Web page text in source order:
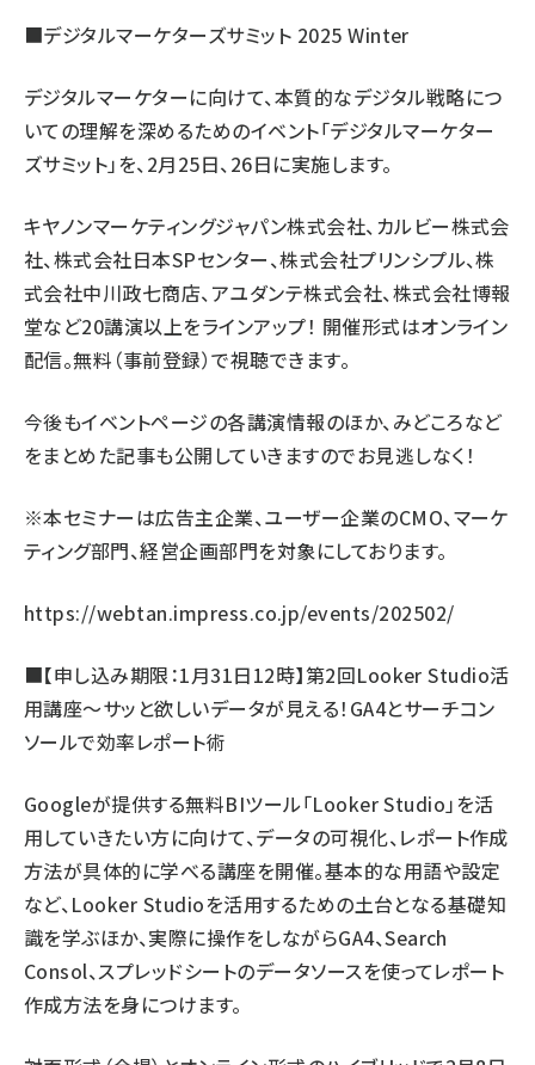
■デジタルマーケターズサミット 2025 Winter
デジタルマーケターに向けて、本質的なデジタル戦略につ
いての理解を深めるためのイベント「デジタルマーケター
ズサミット」を、2月25日、26日に実施します。
キヤノンマーケティングジャパン株式会社、カルビー株式会
社、株式会社日本SPセンター、株式会社プリンシプル、株
式会社中川政七商店、アユダンテ株式会社、株式会社博報
堂など20講演以上をラインアップ！ 開催形式はオンライン
配信。無料（事前登録）で視聴できます。
今後もイベントページの各講演情報のほか、みどころなど
をまとめた記事も公開していきますのでお見逃しなく！
※本セミナーは広告主企業、ユーザー企業のCMO、マーケ
ティング部門、経営企画部門を対象にしております。
https://webtan.impress.co.jp/events/202502/
■【申し込み期限：1月31日12時】第2回Looker Studio活
用講座～サッと欲しいデータが見える！GA4とサーチコン
ソールで効率レポート術
Googleが提供する無料BIツール「Looker Studio」を活
用していきたい方に向けて、データの可視化、レポート作成
方法が具体的に学べる講座を開催。基本的な用語や設定
など、Looker Studioを活用するための土台となる基礎知
識を学ぶほか、実際に操作をしながらGA4、Search
Consol、スプレッドシートのデータソースを使ってレポート
作成方法を身につけます。